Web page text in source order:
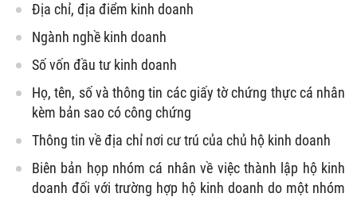
Địa chỉ, địa điểm kinh doanh
Ngành nghề kinh doanh
Số vốn đầu tư kinh doanh
Họ, tên, số và thông tin các giấy tờ chứng thực cá nhân
kèm bản sao có công chứng
Thông tin về địa chỉ nơi cư trú của chủ hộ kinh doanh
Biên bản họp nhóm cá nhân về việc thành lập hộ kinh
doanh đối với trường hợp hộ kinh doanh do một nhóm